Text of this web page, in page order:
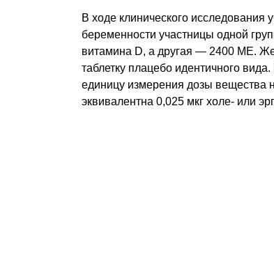
В ходе клинического
беременности участницы одной
витамина D, а другая — 2400 МЕ.
таблетку плацебо идентичного
единицу измерения дозы вещества
эквивалентна 0,025 мкг холе- или